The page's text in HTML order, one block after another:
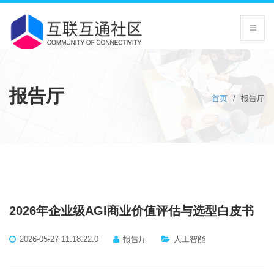
报告厅 首页 / 报告厅
2026年企业级AGI商业价值评估与选型白皮书
2026-05-27 11:18:22.0 报告厅 人工智能